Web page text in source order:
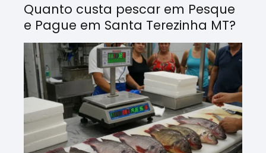
Quanto custa pescar em Pesque
e Pague em Santa Terezinha MT?